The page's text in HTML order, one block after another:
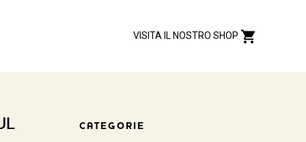
VISITA IL NOSTRO SHOP
CATEGORIE